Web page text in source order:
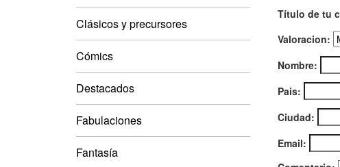
Clásicos y precursores
Cómics
Destacados
Fabulaciones
Fantasía
Título de tu
Valoracion:
Nombre:
Pais:
Ciudad:
Email: